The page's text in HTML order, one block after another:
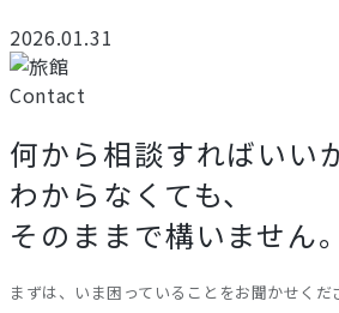
2026.01.31
Contact
何から相談すればいい
わからなくても、
そのままで構いません。
まずは、いま困っていることをお聞かせく